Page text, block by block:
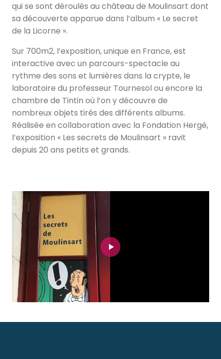
qui se sont déroulés au château de Moulinsart dont
sa découverte apparue dans l’album « Le secret
de la Licorne ».
Sur 700m2, l’exposition, unique en France, est
interactive avec un parcours-spectacle au
rythme des sons et lumières dans la crypte, le
laboratoire du professeur Tournesol ou encore la
chambre de Tintin où l’on y découvre de
nombreux objets tirés des différents albums.
Réalisée en collaboration avec la Fondation Hergé,
l’exposition « Les secrets de Moulinsart » ravit
depuis 20 ans petits et grands.